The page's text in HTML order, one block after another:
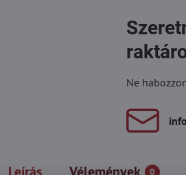
Ne
Leírás Vélemények 0